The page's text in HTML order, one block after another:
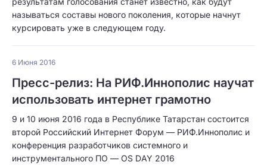
называться составы нового поколения, которые начнут
курсировать уже в следующем году.
6 Июня 2016
Пресс-релиз: На РИФ.Иннополис научат
использовать интернет грамотно
9 и 10 июня 2016 года в Республике Татарстан состоится
второй Российский Интернет Форум — РИФ.Иннополис и
конференция разработчиков системного и
инструментального ПО — OS DAY 2016